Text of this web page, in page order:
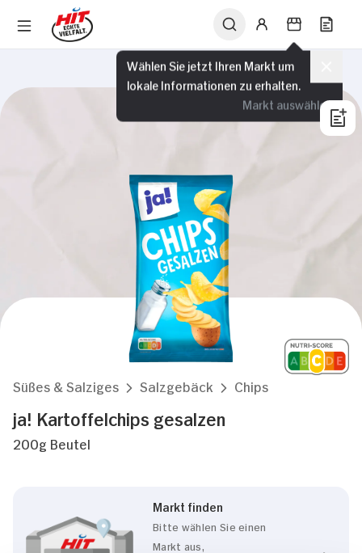
Wählen Sie jetzt Ihren Markt um
lokale Informationen zu erhalten.
Markt auswählen
Süßes & Salziges Salzgebäck Chips
ja! Kartoffelchips gesalzen
200g Beutel
Markt finden
Bitte wählen Sie einen
Markt aus,